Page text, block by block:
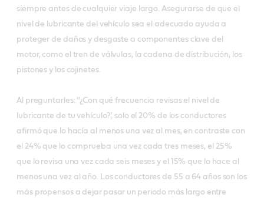
siempre antes de cualquier viaje largo. Asegurarse de que el
nivel de lubricante del vehículo sea el adecuado ayuda a
proteger de daños y desgaste a componentes clave del
motor, como el tren de válvulas, la cadena de distribución, los
pistones y los cojinetes.
Al preguntarles: “¿Con qué frecuencia revisas el nivel de
lubricante de tu vehículo?’, solo el 20% de los conductores
afirmó que lo hacía al menos una vez al mes, en contraste con
el 24% que lo comprueba una vez cada tres meses, el 25%
que lo revisa una vez cada seis meses y el 15% que lo hace al
menos una vez al año. Los conductores de 55 a 64 años son los
más propensos a dejar pasar un periodo más largo entre